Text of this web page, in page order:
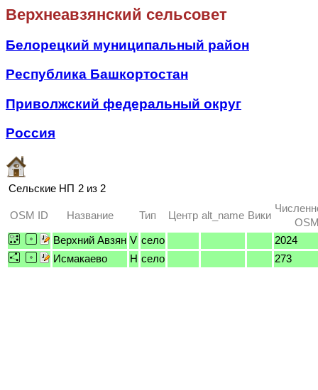
Верхнеавзянский сельсовет
Белорецкий муниципальный район
Республика Башкортостан
Приволжский федеральный округ
Россия
Сельские НП 2 из 2
OSM ID Название Тип Центр alt_name Вики
Верхний Авзян V село
2024
Исмакаево
H село 273